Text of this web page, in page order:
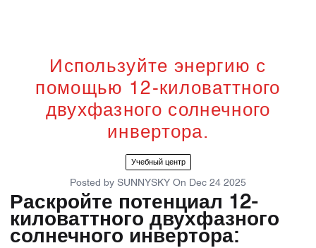
Используйте энергию с
помощью 12-киловаттного
двухфазного солнечного
инвертора.
Учебный центр
Posted by SUNNYSKY On Dec 24 2025
Раскройте потенциал 12-
киловаттного двухфазного
солнечного инвертора: